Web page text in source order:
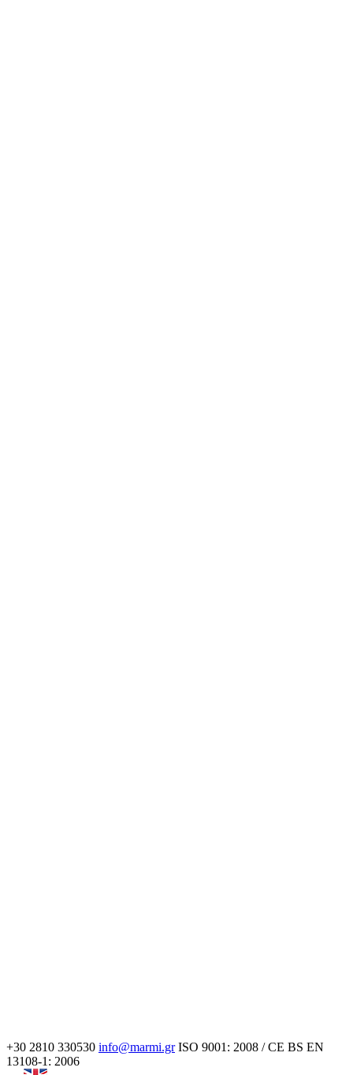
+30 2810 330530 info@marmi.gr ISO 9001: 2008 / CE BS EN
13108-1: 2006